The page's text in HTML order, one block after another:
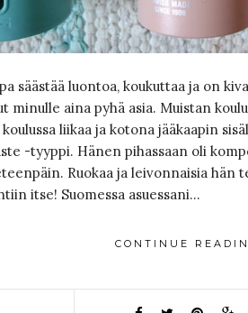
säästää luontoa, koukuttaa ja on
minulle aina pyhä asia. Muistan
liikaa ja kotona jääkaapin
-tyyppi. Hänen pihassaan oli
Ruokaa ja leivonnaisia hän
itse! Suomessa asuessani…
CONTINUE